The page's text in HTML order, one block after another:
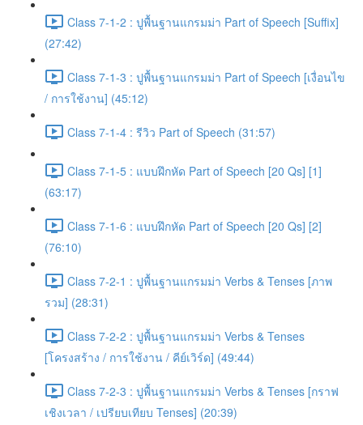
Class 7-1-2 : ปูพื้นฐานแกรมม่า Part of Speech [Suffix]
(27:42)
Class 7-1-3 : ปูพื้นฐานแกรมม่า Part of Speech [เงื่อนไข
/ การใช้งาน] (45:12)
Class 7-1-4 : รีวิว Part of Speech (31:57)
Class 7-1-5 : แบบฝึกหัด Part of Speech [20 Qs] [1]
(63:17)
Class 7-1-6 : แบบฝึกหัด Part of Speech [20 Qs] [2]
(76:10)
Class 7-2-1 : ปูพื้นฐานแกรมม่า Verbs & Tenses [ภาพ
รวม] (28:31)
Class 7-2-2 : ปูพื้นฐานแกรมม่า Verbs & Tenses
[โครงสร้าง / การใช้งาน / คีย์เวิร์ด] (49:44)
Class 7-2-3 : ปูพื้นฐานแกรมม่า Verbs & Tenses [กราฟ
เชิงเวลา / เปรียบเทียบ Tenses] (20:39)